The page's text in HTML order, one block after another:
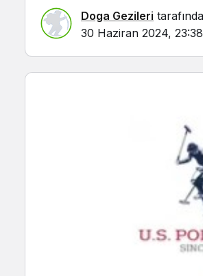
Doga Gezileri
30 Haziran 2024, 23:38